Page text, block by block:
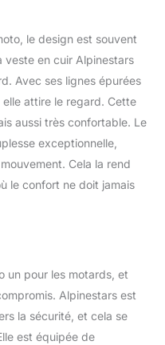
le design est souvent
veste en cuir Alpinestars
Avec ses lignes épurées
attire le regard. Cette
aussi très confortable. Le
exceptionnelle,
Cela la rend
le confort ne doit jamais
un pour les motards, et
Alpinestars est
la sécurité, et cela se
est équipée de